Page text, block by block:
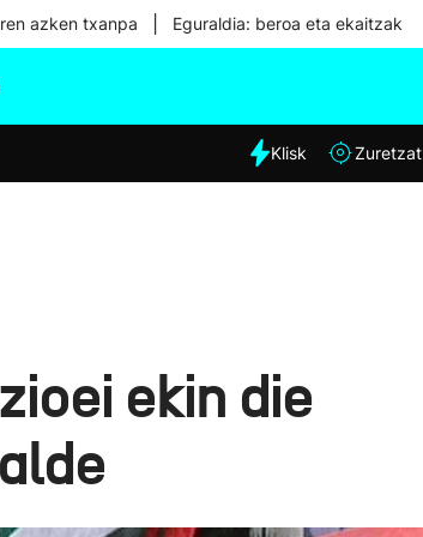
azken txanpa Eguraldia: beroa eta ekaitzak
Eguraldia
Klisk Zuretzat
ekin die